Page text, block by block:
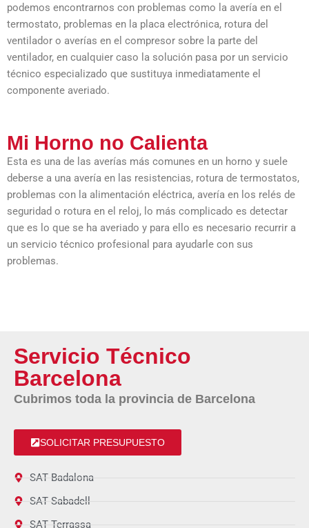
podemos encontrarnos con problemas como la avería en el
termostato, problemas en la placa electrónica, rotura del
ventilador o averías en el compresor sobre la parte del
ventilador, en cualquier caso la solución pasa por un servicio
técnico especializado que sustituya inmediatamente el
componente averiado.
Mi Horno no Calienta
Esta es una de las averías más comunes en un horno y suele
deberse a una avería en las resistencias, rotura de termostatos,
problemas con la alimentación eléctrica, avería en los relés de
seguridad o rotura en el reloj, lo más complicado es detectar
que es lo que se ha averiado y para ello es necesario recurrir a
un servicio técnico profesional para ayudarle con sus
problemas.
Servicio Técnico
Barcelona
Cubrimos toda la provincia de Barcelona
SOLICITAR PRESUPUESTO
SAT Badalona
SAT Sabadell
SAT Terrassa